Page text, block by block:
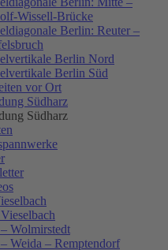
Wissell-Brücke
Berlin: Reuter –
Berlin Nord
Berlin Süd
vor Ort
Südharz
Südharz
Wolmirstedt
Weida – Remptendorf